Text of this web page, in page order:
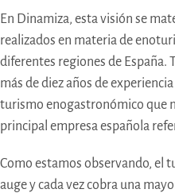
En Dinamiza, esta visión se
realizados en materia de
diferentes regiones de España.
más de diez años de
turismo enogastronómico que
principal empresa española
Como estamos observando, el
auge y cada vez cobra una